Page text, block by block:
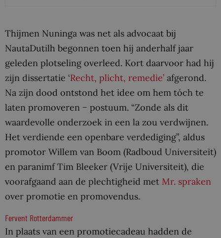
Thijmen Nuninga was net als advocaat bij
NautaDutilh begonnen toen hij anderhalf jaar
geleden plotseling overleed. Kort daarvoor had hij
zijn dissertatie ‘Recht, plicht, remedie’ afgerond.
Na zijn dood ontstond het idee om hem tóch te
laten promoveren − postuum. “Zonde als dit
waardevolle onderzoek in een la zou verdwijnen.
Het verdiende een openbare verdediging”, aldus
promotor Willem van Boom (Radboud Universiteit)
en paranimf Tim Bleeker (Vrije Universiteit), die
voorafgaand aan de plechtigheid met Mr. spraken
over promotie en promovendus.
Fervent Rotterdammer
In plaats van een promotiecadeau hadden de